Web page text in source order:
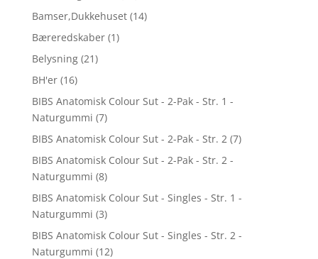
Bamser,Dukkehuset (14)
Bæreredskaber (1)
Belysning (21)
BH'er (16)
BIBS Anatomisk Colour Sut - 2-Pak - Str. 1 -
Naturgummi (7)
BIBS Anatomisk Colour Sut - 2-Pak - Str. 2 (7)
BIBS Anatomisk Colour Sut - 2-Pak - Str. 2 -
Naturgummi (8)
BIBS Anatomisk Colour Sut - Singles - Str. 1 -
Naturgummi (3)
BIBS Anatomisk Colour Sut - Singles - Str. 2 -
Naturgummi (12)